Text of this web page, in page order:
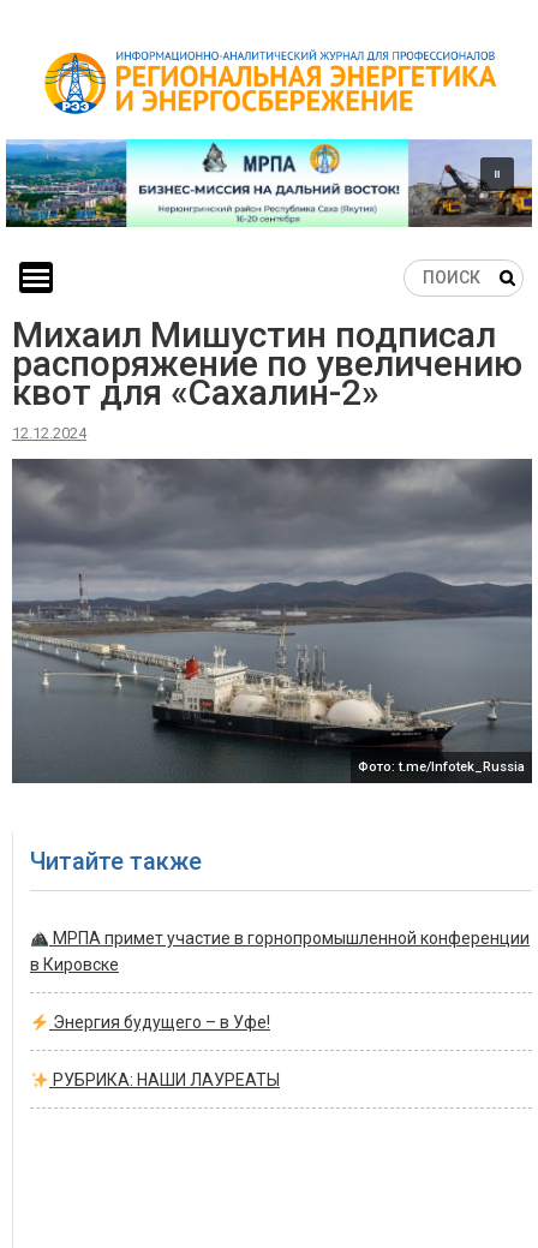
content
Михаил Мишустин подписал
распоряжение по увеличению
квот для «Сахалин-2»
12.12.2024
Фото: t.me/Infotek_Russia
Читайте также
МРПА примет участие в горнопромышленной конференции
в Кировске
Энергия будущего – в Уфе!
РУБРИКА: НАШИ ЛАУРЕАТЫ